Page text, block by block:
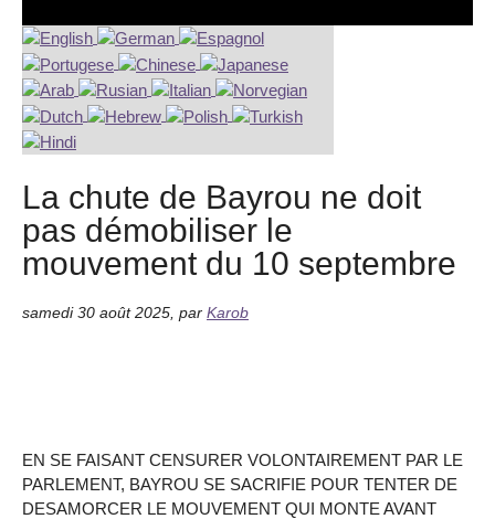
La chute de Bayrou ne doit
pas démobiliser le
mouvement du 10 septembre
samedi 30 août 2025 par Karob
EN SE FAISANT CENSURER VOLONTAIREMENT PAR LE
PARLEMENT, BAYROU SE SACRIFIE POUR TENTER DE
DESAMORCER LE MOUVEMENT QUI MONTE AVANT